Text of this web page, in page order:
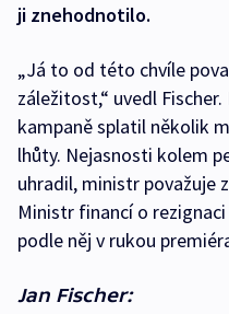
ji znehodnotilo.
„Já to od této chvíle
záležitost,“ uvedl
kampaně splatil několik
lhůty. Nejasnosti kolem
uhradil, ministr považuje
Ministr financí o
podle něj v rukou
Jan Fischer: